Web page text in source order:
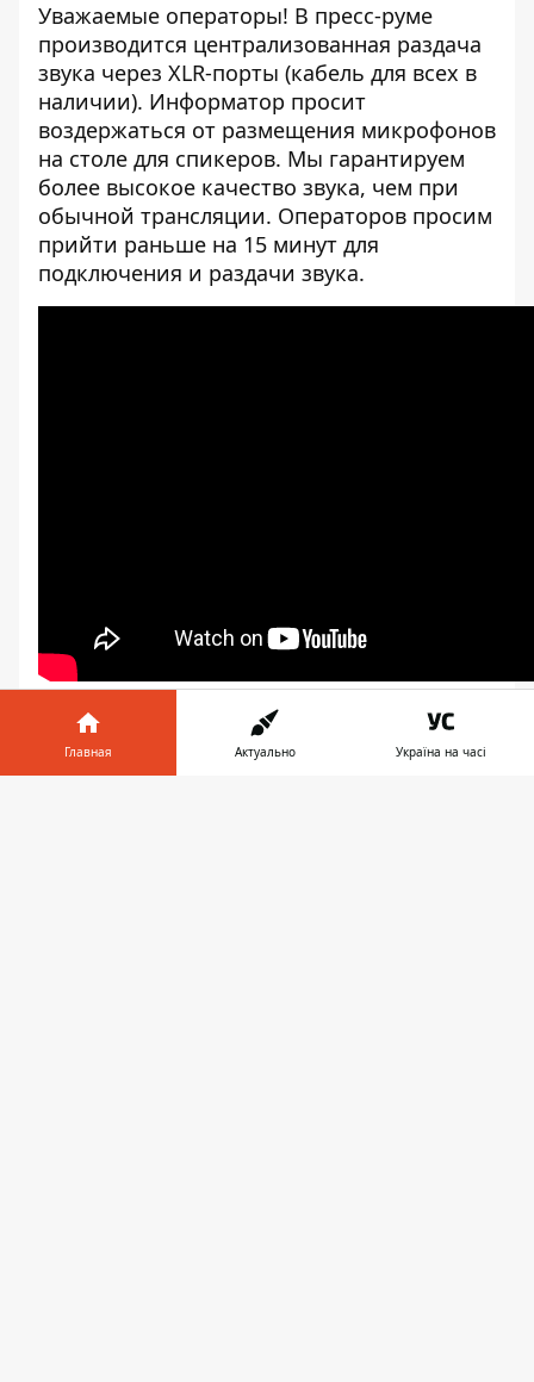
Уважаемые операторы! В пресс-руме
производится централизованная раздача
звука через XLR-порты (кабель для всех в
наличии). Информатор просит
воздержаться от размещения микрофонов
на столе для спикеров. Мы гарантируем
более высокое качество звука, чем при
обычной трансляции. Операторов просим
прийти раньше на 15 минут для
подключения и раздачи звука.
Главная Актуально Україна на часі